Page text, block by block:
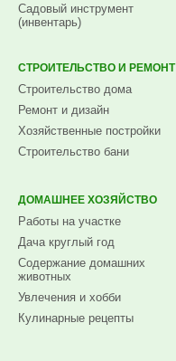
Садовый инструмент
(инвентарь)
СТРОИТЕЛЬСТВО И РЕМОНТ
Строительство дома
Ремонт и дизайн
Хозяйственные постройки
Строительство бани
ДОМАШНЕЕ ХОЗЯЙСТВО
Работы на участке
Дача круглый год
Содержание домашних
животных
Увлечения и хобби
Кулинарные рецепты